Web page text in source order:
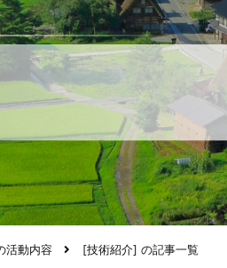
活動内容 [技術紹介] の記事一覧